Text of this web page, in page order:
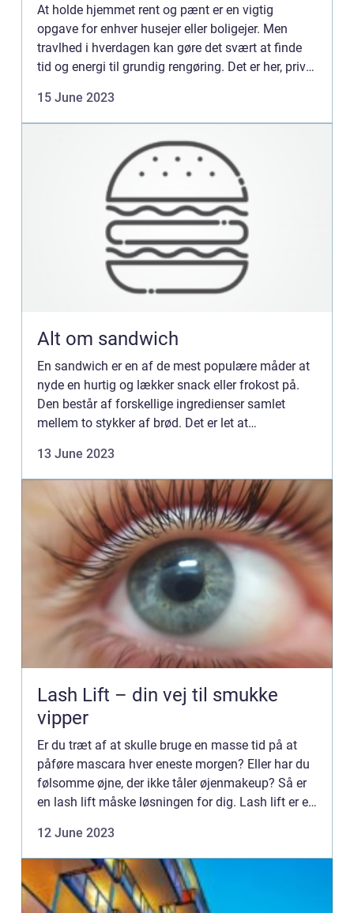
At holde hjemmet rent og pænt er en vigtig
opgave for enhver husejer eller boligejer. Men
travlhed i hverdagen kan gøre det svært at finde
tid og energi til grundig rengøring. Det er her, privat
15 June 2023
Alt om sandwich
En sandwich er en af ​​de mest populære måder at
nyde en hurtig og lækker snack eller frokost på.
Den består af forskellige ingredienser samlet
mellem to stykker af brød. Det er let at
Der findes et v...
13 June 2023
Lash Lift – din vej til smukke
vipper
Er du træt af at skulle bruge en masse tid på at
påføre mascara hver eneste morgen? Eller har du
følsomme øjne, der ikke tåler øjenmakeup? Så er
en lash lift måske løsningen for dig. Lash lift er en
bued...
12 June 2023